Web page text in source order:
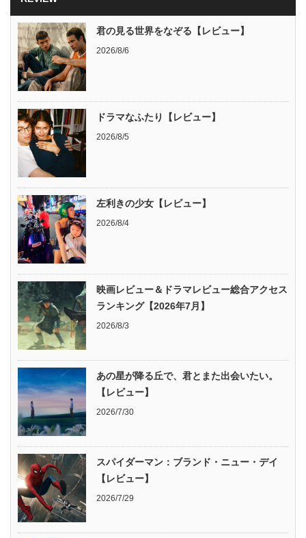
君の見る世界をなぞる【レビュー】
2026/8/6
ドラマなふたり【レビュー】
2026/8/5
左利きの少女【レビュー】
2026/8/4
映画レビュー＆ドラマレビュー総合アクセス
ランキング【2026年7月】
2026/8/3
あの星が降る丘で、君とまた出会いたい。
【レビュー】
2026/7/30
スパイダーマン：ブランド・ニュー・デイ
【レビュー】
2026/7/29